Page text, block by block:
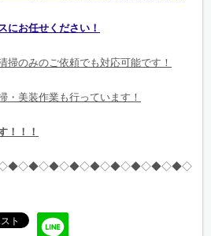
にお任せください！
掃のみのご依頼でも対応可能です！
・美装作業も行っています！
！！！